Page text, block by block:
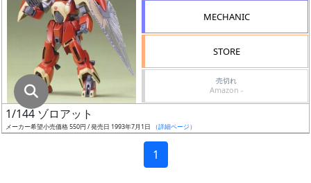
成
形
色
MECHANIC
STORE
売切れ
Amazon -
1/144 ゾロアット
メーカー希望小売価格 550円 / 発売日 1993年7月1日 （詳細ページ）
1